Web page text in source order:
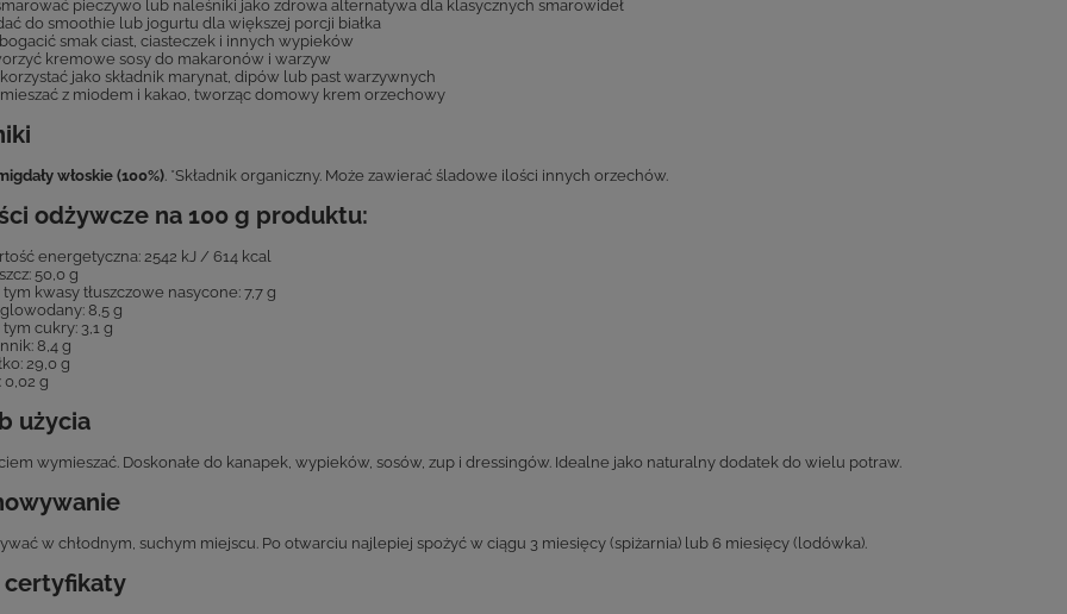
pieczywo lub naleśniki jako zdrowa alternatywa dla klasycznych smarowideł
do smoothie lub jogurtu dla większej porcji białka
smak ciast, ciasteczek i innych wypieków
kremowe sosy do makaronów i warzyw
jako składnik marynat, dipów lub past warzywnych
z miodem i kakao, tworząc domowy krem orzechowy
włoskie (100%). *Składnik organiczny. Może zawierać śladowe ilości innych orzechów.
odżywcze na 100 g produktu:
energetyczna: 2542 kJ / 614 kcal
50,0 g
tym kwasy tłuszczowe nasycone: 7,7 g
8,5 g
tym cukry: 3,1 g
8,4 g
29,0 g
0,02 g
użycia
wymieszać. Doskonałe do kanapek, wypieków, sosów, zup i dressingów. Idealne jako naturalny dodatek do wielu potraw.
w chłodnym, suchym miejscu. Po otwarciu najlepiej spożyć w ciągu 3 miesięcy (spiżarnia) lub 6 miesięcy (lodówka).
certyfikaty